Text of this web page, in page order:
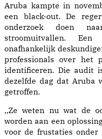
Aruba kampte in
een black-out. De
onderzoek doen
stroomuitvallen.
onafhankelijk
professionals over het
identificeren. Die audit
dezelfde dag dat Aruba
getroffen.
,,Ze weten nu wat de
worden aan een
voor de frustaties onder